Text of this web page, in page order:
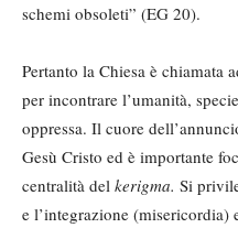
schemi obsoleti” (EG 20).
Pertanto la Chiesa è chiamata
per incontrare l’umanità,
oppressa. Il cuore
Gesù Cristo ed è importante
centralità del kerigma. Si
e l’integrazione